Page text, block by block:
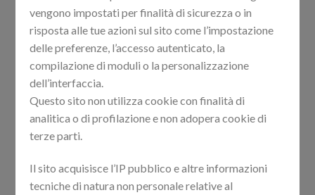
where the $num
parameter comes unsanitized from
user input:
8: $data = json_decode(file_get_contents(
A legit HTTP POST request to get just the first line of
POST /api/logHandler/getLog.php
vengono impostati per finalità di sicurezza o in
risposta alle tue azioni sul sito come l’impostazione
delle preferenze, l’accesso autenticato, la
compilazione di moduli o la personalizzazione
dell’interfaccia.
Questo sito non utilizza cookie con finalità di
analitica o di profilazione e non adopera cookie di
terze parti.
Il sito acquisisce l’IP pubblico e altre informazioni
tecniche di natura non personale relative al